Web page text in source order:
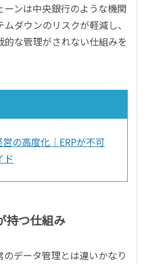
ンは中央銀行のような機関
ダウンのリスクが軽減し、
な管理がされない仕組みを
の高度化｜ERPが不可
ド
持つ仕組み
データ管理とは違いかなり